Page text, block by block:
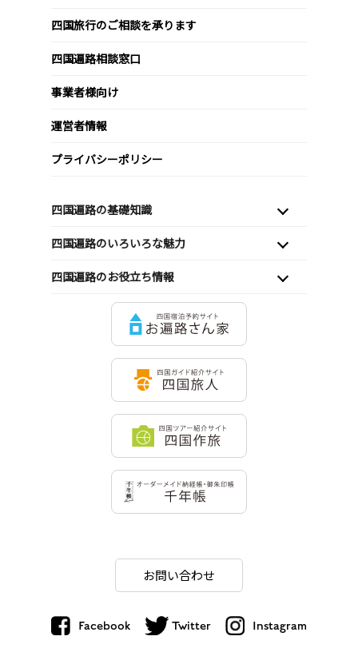
四国旅行のご相談を承ります
四国遍路相談窓口
事業者様向け
運営者情報
プライバシーポリシー
四国遍路の基礎知識
四国遍路のいろいろな魅力
四国遍路のお役立ち情報
お問い合わせ
Facebook Twitter Instagram